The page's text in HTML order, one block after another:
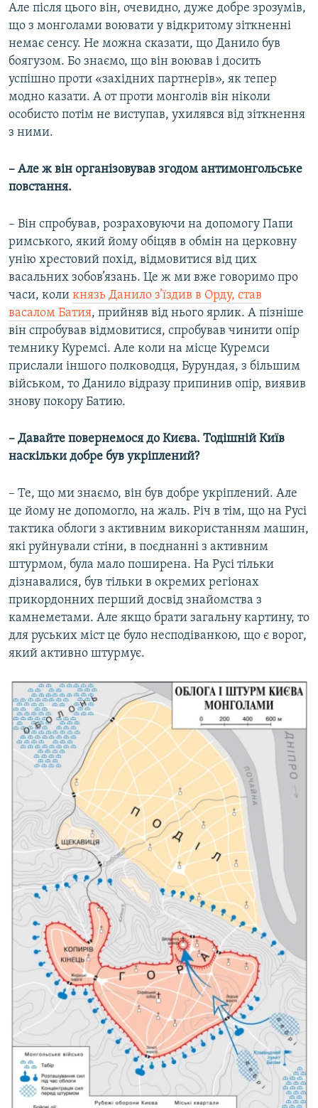
Але після цього він, очевидно, дуже добре зрозумів,
що з монголами воювати у відкритому зіткненні
немає сенсу. Не можна сказати, що Данило був
боягузом. Бо знаємо, що він воював і досить
успішно проти «західних партнерів», як тепер
модно казати. А от проти монголів він ніколи
особисто потім не виступав, ухилявся від зіткнення
з ними.
– Але ж він організовував згодом антимонгольське
повстання.
– Він спробував, розраховуючи на допомогу Папи
римського, який йому обіцяв в обмін на церковну
унію хрестовий похід, відмовитися від цих
васальних зобов’язань. Це ж ми вже говоримо про
часи, коли князь Данило з’їздив в Орду, став
васалом Батия, прийняв від нього ярлик. А пізніше
він спробував відмовитися, спробував чинити опір
темнику Куремсі. Але коли на місце Куремси
прислали іншого полководця, Бурундая, з більшим
військом, то Данило відразу припинив опір, виявив
знову покору Батию.
– Давайте повернемося до Києва. Тодішній Київ
наскільки добре був укріплений?
– Те, що ми знаємо, він був добре укріплений. Але
це йому не допомогло, на жаль. Річ в тім, що на Русі
тактика облоги з активним використанням машин,
які руйнували стіни, в поєднанні з активним
штурмом, була мало поширена. На Русі тільки
дізнавалися, був тільки в окремих регіонах
прикордонних перший досвід знайомства з
камнеметами. Але якщо брати загальну картину, то
для руських міст це було несподіванкою, що є ворог,
який активно штурмує.